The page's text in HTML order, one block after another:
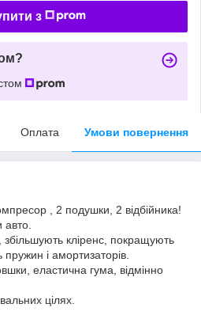
з
Оплата Умови повернення
, 2 подушки, 2 відбійника!
кліренс, покращують
пружин і амортизаторів.
еластична гума, відмінно
цілях.